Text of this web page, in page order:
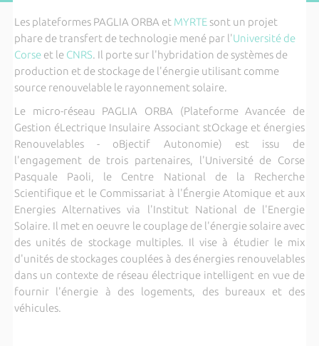
Les plateformes PAGLIA ORBA et MYRTE sont un projet
phare de transfert de technologie mené par l'Université de
Corseet le CNRS. Il porte sur l'hybridation de systèmes de
production et de stockage de l'énergie utilisant comme
source renouvelable le rayonnement solaire.
Le micro-réseau PAGLIA ORBA (Plateforme Avancée de
Gestion éLectrique Insulaire Associant stOckage et énergies
Renouvelables - oBjectif Autonomie) est issu de
l'engagement de trois partenaires, l'Université de Corse
Pasquale Paoli, le Centre National de la Recherche
Scientifique et le Commissariat à l'Énergie Atomique et aux
Energies Alternatives via l'Institut National de l'Energie
Solaire. Il met en oeuvre le couplage de l'énergie solaire avec
des unités de stockage multiples. Il vise à étudier le mix
d'unités de stockages couplées à des énergies renouvelables
dans un contexte de réseau électrique intelligent en vue de
fournir l'énergie à des logements, des bureaux et des
véhicules.